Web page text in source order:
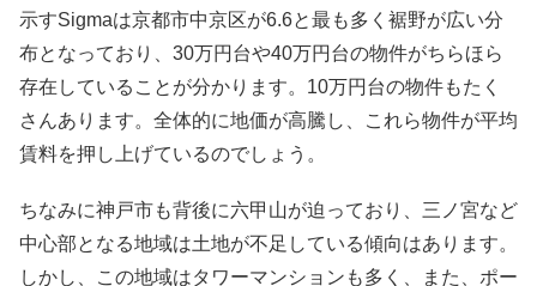
示すSigmaは京都市中京区が6.6と最も多く裾野が広い分
布となっており、30万円台や40万円台の物件がちらほら
存在していることが分かります。10万円台の物件もたく
さんあります。全体的に地価が高騰し、これら物件が平均
賃料を押し上げているのでしょう。
ちなみに神戸市も背後に六甲山が迫っており、三ノ宮など
中心部となる地域は土地が不足している傾向はあります。
しかし、この地域はタワーマンションも多く、また、ポー